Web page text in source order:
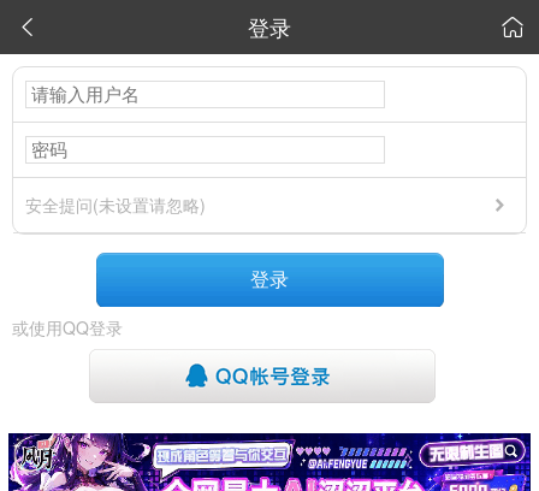
 登录 
安全提问(未设置请忽略)
登录
或使用QQ登录